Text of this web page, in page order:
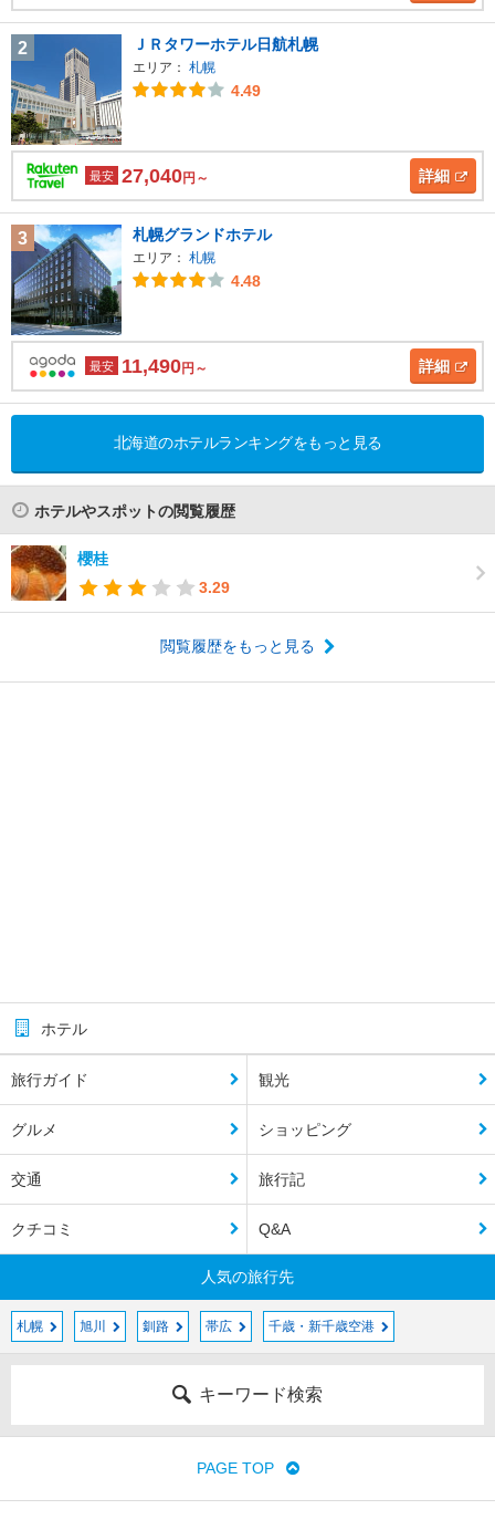
2 ＪＲタワーホテル日航札幌
エリア： 札幌
4.49
最安 27,040円～ 詳細
3 札幌グランドホテル
エリア： 札幌
4.48
最安 11,490円～ 詳細
北海道のホテルランキングをもっと見る
ホテルやスポットの閲覧履歴
櫻桂
3.29
閲覧履歴をもっと見る
ホテル
旅行ガイド 観光
グルメ ショッピング
交通 旅行記
クチコミ Q&A
人気の旅行先
札幌 旭川 釧路 帯広 千歳・新千歳空港
キーワード検索
PAGE TOP